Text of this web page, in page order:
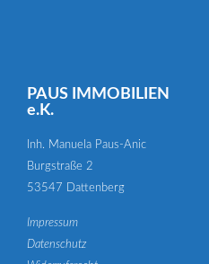
PAUS IMMOBILIEN
e.K.
Inh. Manuela Paus-Anic
Burgstraße 2
53547 Dattenberg
Impressum
Datenschutz